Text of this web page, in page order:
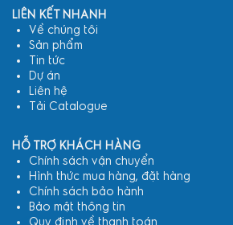
LIÊN KẾT NHANH
Về chúng tôi
Sản phẩm
Tin tức
Dự án
Liên hệ
Tải Catalogue
HỖ TRỢ KHÁCH HÀNG
Chính sách vận chuyển
Hình thức mua hàng, đặt hàng
Chính sách bảo hành
Bảo mật thông tin
Quy định về thanh toán